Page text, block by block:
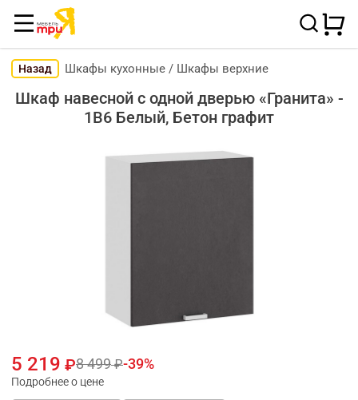
Назад Шкафы кухонные / Шкафы верхние
Шкаф навесной c одной дверью «Гранита» -
1В6 Белый, Бетон графит
5 219 8 499 39
Подробнее о цене